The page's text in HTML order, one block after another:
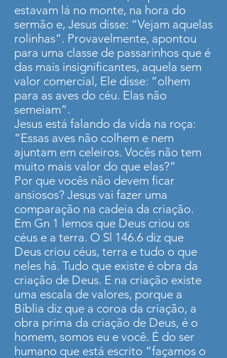
estavam lá no monte, na hora do
sermão e, Jesus disse: “Vejam aquelas
rolinhas”. Provavelmente, apontou
para uma classe de passarinhos que é
das mais insignificantes, aquela sem
valor comercial, Ele disse: “olhem
para as aves do céu. Elas não
semeiam”.
Jesus está falando da vida na roça:
“Essas aves não colhem e nem
ajuntam em celeiros. Vocês não tem
muito mais valor do que elas?”
Por que vocês não devem ficar
ansiosos? Jesus vai fazer uma
comparação na cadeia da criação.
Em Gn 1 lemos que Deus criou os
céus e a terra. O Sl 146.6 diz que
Deus criou céus, terra e tudo o que
neles há. Tudo que existe é obra da
criação de Deus. E na criação existe
uma escala de valores, porque a
Bíblia diz que a coroa da criação, a
obra prima da criação de Deus, é o
homem, somos eu e você. É do ser
humano que está escrito “façamos o